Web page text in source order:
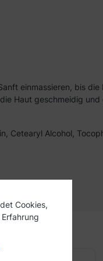
einmassieren, bis
Haut geschmeidig
Alcohol,
Cookies,